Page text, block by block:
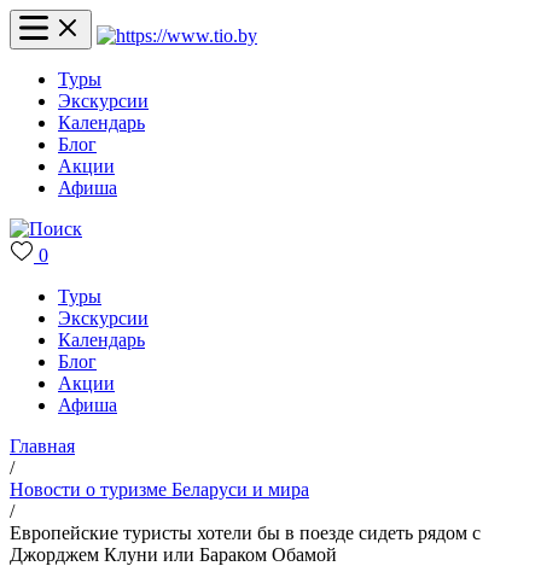
Туры
Экскурсии
Календарь
Блог
Акции
Афиша
0
Туры
Экскурсии
Календарь
Блог
Акции
Афиша
Главная
/
Новости о туризме Беларуси и мира
/
Европейские туристы хотели бы в поезде сидеть рядом с
Джорджем Клуни или Бараком Обамой